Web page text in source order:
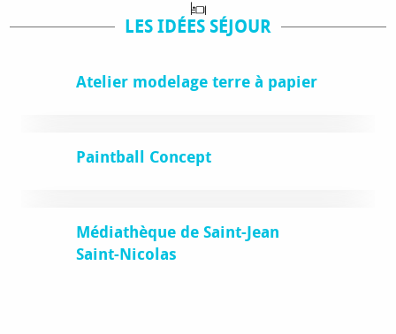
LES IDÉES SÉJOUR
Atelier modelage terre à papier
Paintball Concept
Médiathèque de Saint-Jean
Saint-Nicolas